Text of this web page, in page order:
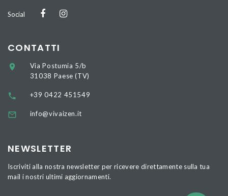
Social
CONTATTI
Via Postumia 5/b
31038 Paese (TV)
+39 0422 451549
info@vivaizen.it
NEWSLETTER
Iscriviti alla nostra newsletter per ricevere direttamente sulla tua
mail i nostri ultimi aggiornamenti.